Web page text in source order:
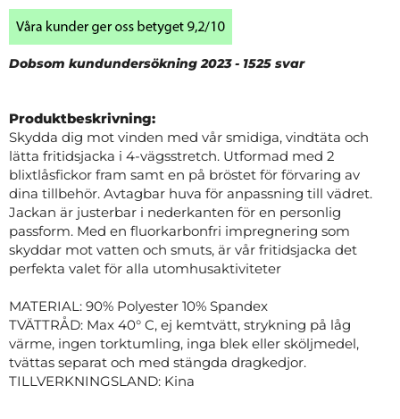
Dobsom kundundersökning 2023 - 1525 svar
Produktbeskrivning:
Skydda dig mot vinden med vår smidiga, vindtäta och
lätta fritidsjacka i 4-vägsstretch. Utformad med 2
blixtlåsfickor fram samt en på bröstet för förvaring av
dina tillbehör. Avtagbar huva för anpassning till vädret.
Jackan är justerbar i nederkanten för en personlig
passform. Med en fluorkarbonfri impregnering som
skyddar mot vatten och smuts, är vår fritidsjacka det
perfekta valet för alla utomhusaktiviteter
MATERIAL: 90% Polyester 10% Spandex
TVÄTTRÅD: Max 40° C, ej kemtvätt, strykning på låg
värme, ingen torktumling, inga blek eller sköljmedel,
tvättas separat och med stängda dragkedjor.
TILLVERKNINGSLAND: Kina